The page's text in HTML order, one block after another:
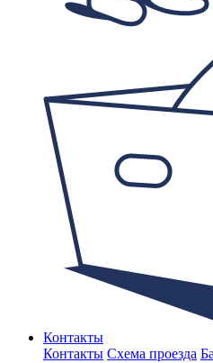
Контакты
Контакты Схема проезда